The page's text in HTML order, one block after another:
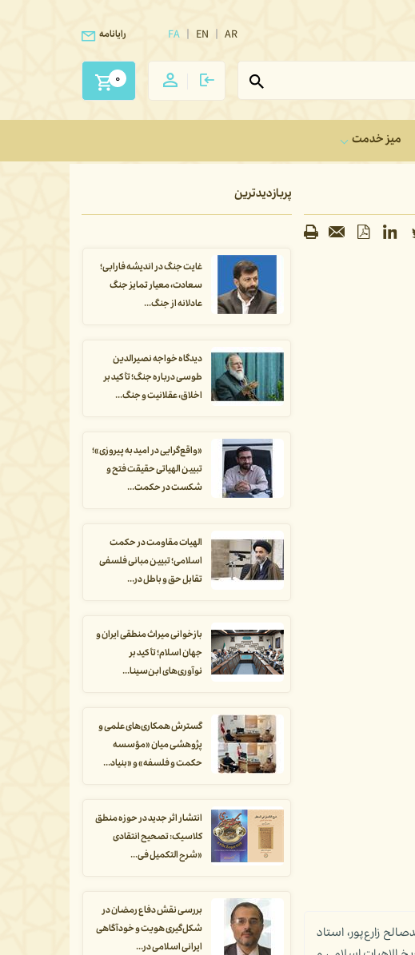
FA EN AR رایانامه
0
میز خدمت
زارع‌پور، استاد
پربازدیدترین
غایت جنگ در اندیشه فارابی؛
سعادت، معیار تمایز جنگ
عادلانه از جنگ...
دیدگاه خواجه نصیرالدین
طوسی درباره جنگ؛ تأکید بر
اخلاق، عقلانیت و جنگ...
«واقع‌گرایی در امید به پیروزی»؛
تبیین الهیاتی حقیقت فتح و
شکست در حکمت...
الهیات مقاومت در حکمت
اسلامی؛ تبیین مبانی فلسفی
تقابل حق و باطل در...
بازخوانی میراث منطقی ایران و
جهان اسلام؛ تأکید بر
نوآوری‌های ابن‌سینا...
گسترش همکاری‌های علمی و
پژوهشی میان «مؤسسه
حکمت و فلسفه» و «بنیاد...
انتشار اثر جدید در حوزه منطق
کلاسیک: تصحیح انتقادی
«شرح التکمیل فی...
بررسی نقش دفاع رمضان در
شکل‌گیری هویت و خودآگاهی
ایرانی اسلامی در...